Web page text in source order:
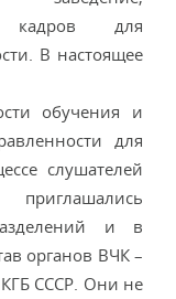
кадров для
В настоящее
обучения и
для
слушателей
и в
органов ВЧК –
СССР. Они не